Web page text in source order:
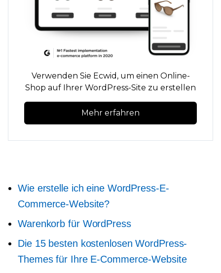
Verwenden Sie Ecwid, um einen Online-
Shop auf Ihrer WordPress-Site zu erstellen
Mehr erfahren
Wie erstelle ich eine WordPress-E-
Commerce-Website?
Warenkorb für WordPress
Die 15 besten kostenlosen WordPress-
Themes für Ihre E-Commerce-Website